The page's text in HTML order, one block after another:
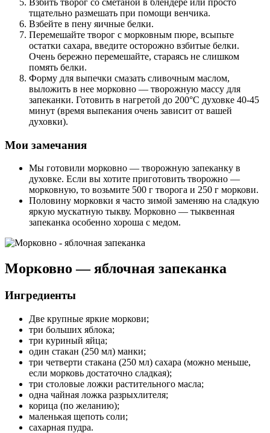
Взбить творог со сметаной в блендере или просто
тщательно размешать при помощи венчика.
Взбейте в пену яичные белки.
Перемешайте творог с морковным пюре, всыпьте
остатки сахара, введите осторожно взбитые белки.
Очень бережно перемешайте, стараясь не слишком
помять белки.
Форму для выпечки смазать сливочным маслом,
выложить в нее морковно — творожную массу для
запеканки. Готовить в нагретой до 200°С духовке 40-45
минут (время выпекания очень зависит от вашей
духовки).
Мои замечания
Мы готовили морковно — творожную запеканку в
духовке. Если вы хотите приготовить творожно —
морковную, то возьмите 500 г творога и 250 г моркови.
Половину морковки я часто зимой заменяю на сладкую
яркую мускатную тыкву. Морковно — тыквенная
запеканка особенно хороша с медом.
Морковно — яблочная запеканка
Ингредиенты
Две крупные яркие моркови;
три больших яблока;
три куриный яйца;
один стакан (250 мл) манки;
три четверти стакана (250 мл) сахара (можно меньше,
если морковь достаточно сладкая);
три столовые ложки растительного масла;
одна чайная ложка разрыхлителя;
корица (по желанию);
маленькая щепоть соли;
сахарная пудра.